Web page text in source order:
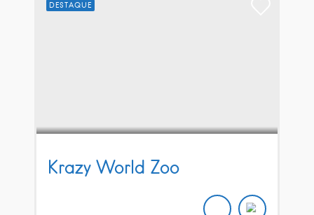
DESTAQUE
Krazy World Zoo